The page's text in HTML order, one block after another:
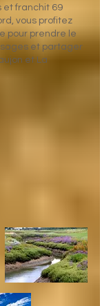
et franchit 69
vous profitez
pour prendre le
et partager
et La